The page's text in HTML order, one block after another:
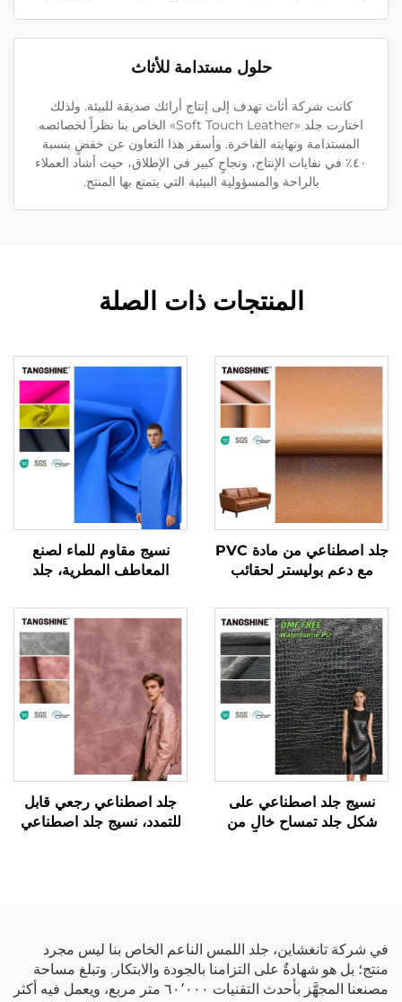
حلول مستدامة للأثاث
كانت شركة أثاث تهدف إلى إنتاج أرائك صديقة للبيئة. ولذلك
اختارت جلد «Soft Touch Leather» الخاص بنا نظراً لخصائصه
المستدامة ونهايته الفاخرة. وأسفر هذا التعاون عن خفضٍ بنسبة
٤٠٪ في نفايات الإنتاج، ونجاحٍ كبير في الإطلاق، حيث أشاد العملاء
بالراحة والمسؤولية البيئية التي يتمتع بها المنتج.
المنتجات ذات الصلة
جلد اصطناعي من مادة PVC
مع دعم بوليستر لحقائب
نسيج مقاوم للماء لصنع
المعاطف المطرية، جلد
صناعي من مادة PU
نسيج جلد اصطناعي على
شكل جلد تمساح خالٍ من
جلد اصطناعي رجعي قابل
للتمدد، نسيج جلد اصطناعي
في شركة تانغشاين، جلد اللمس الناعم الخاص بنا ليس مجرد
منتج؛ بل هو شهادةٌ على التزامنا بالجودة والابتكار. وتبلغ مساحة
مصنعنا المجهَّز بأحدث التقنيات ٦٠٬٠٠٠ متر مربع، ويعمل فيه أكثر